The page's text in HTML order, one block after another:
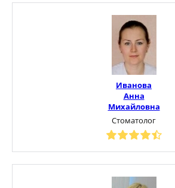
Иванова
Анна
Михайловна
Стоматолог